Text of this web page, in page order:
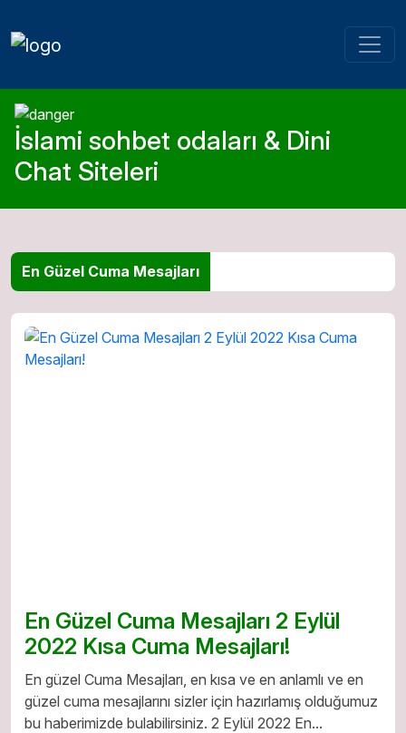
İslami sohbet odaları & Dini
Chat Siteleri
En Güzel Cuma Mesajları
En Güzel Cuma Mesajları 2 Eylül
2022 Kısa Cuma Mesajları!
En güzel Cuma Mesajları, en kısa ve en anlamlı ve en
güzel cuma mesajlarını sizler için hazırlamış olduğumuz
bu haberimizde bulabilirsiniz. 2 Eylül 2022 En...